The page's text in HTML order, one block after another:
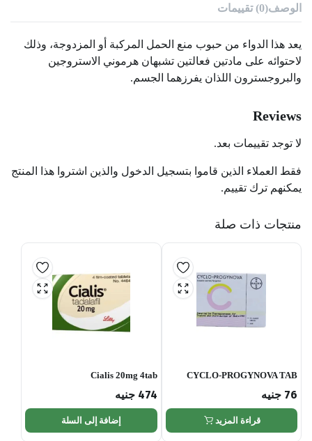
الوصف(0) تقييمات
يعد هذا الدواء من حبوب منع الحمل المركبة أو المزدوجة، وذلك
لاحتوائه على مادتين فعالتين تشبهان هرموني الاستروجين
والبروجسترون اللذان يفرزهما الجسم.
Reviews
لا توجد تقييمات بعد.
فقط العملاء الذين قاموا بتسجيل الدخول والذين اشتروا هذا المنتج
يمكنهم ترك تقييم.
منتجات ذات صلة
CYCLO-PROGYNOVA TAB
76 جنيه
قراءة المزيد
Cialis 20mg 4tab
474 جنيه
إضافة إلى السلة